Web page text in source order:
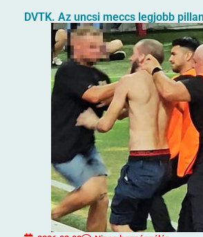
DVTK. Az uncsi meccs legjobb